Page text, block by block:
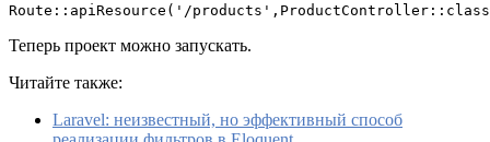
Route::apiResource('/
Теперь проект можно запускать.
Читайте также:
Laravel: неизвестный, но эффективный способ